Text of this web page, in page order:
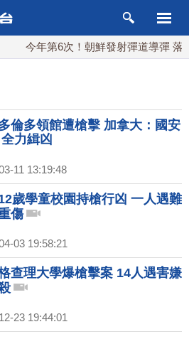
今年第6次！朝鮮發射彈道導彈 落日
倫多領館遭槍擊 加拿大：國安
力緝凶
11 13:19:48
歲學童校園持槍行凶 一人遇難
傷
03 19:58:21
查理大學爆槍擊案 14人遇害嫌
23 19:44:01